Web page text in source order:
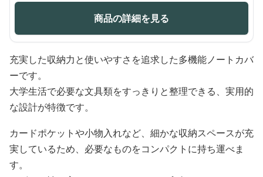
商品の詳細を見る
充実した収納力と使いやすさを追求した多機能ノートカバ
ーです。
大学生活で必要な文具類をすっきりと整理できる、実用的
な設計が特徴です。
カードポケットや小物入れなど、細かな収納スペースが充
実しているため、必要なものをコンパクトに持ち運べま
す。